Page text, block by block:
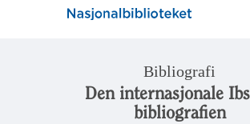
Bibliografi
Den internasjonale
bibliografien